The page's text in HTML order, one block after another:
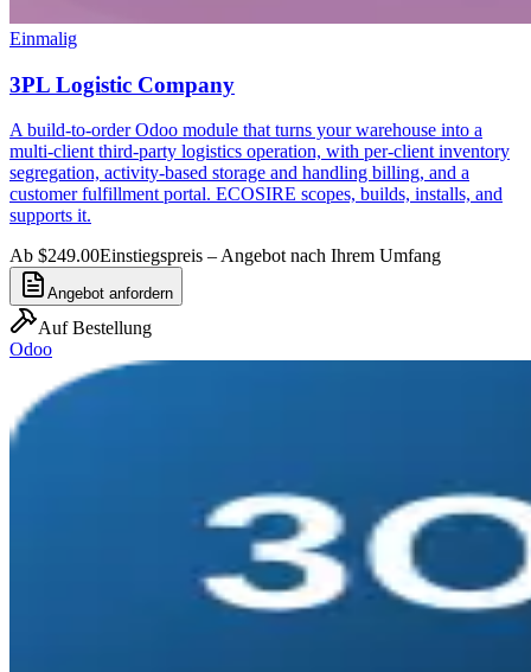
Einmalig
3PL Logistic Company
A build-to-order Odoo module that turns your warehouse into a
multi-client third-party logistics operation, with per-client inventory
segregation, activity-based storage and handling billing, and a
customer fulfillment portal. ECOSIRE scopes, builds, installs, and
supports it.
Ab $249.00Einstiegspreis – Angebot nach Ihrem Umfang
Angebot anfordern
Auf Bestellung
Odoo